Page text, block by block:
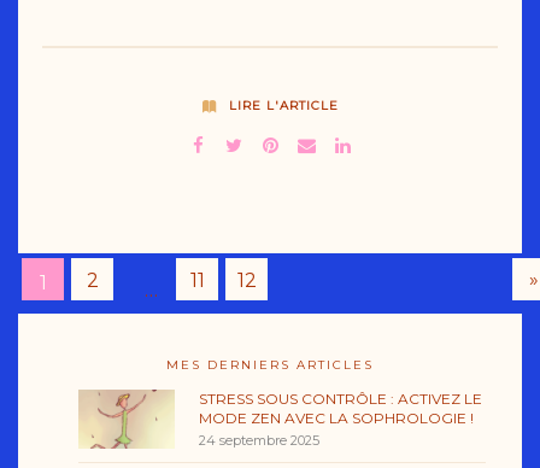
1 2 … 11 12 »
LIRE L'ARTICLE
MES DERNIERS ARTICLES
STRESS SOUS CONTRÔLE : ACTIVEZ LE
MODE ZEN AVEC LA SOPHROLOGIE !
24 septembre 2025